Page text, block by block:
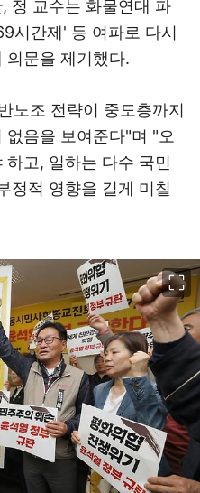
정 교수는 화물연대 파
시간제' 등 여파로 다시
의문을 제기했다.
노조 전략이 중도층까지
음을 보여준다"며 "오
고, 일하는 다수 국민
정적 영향을 길게 미칠